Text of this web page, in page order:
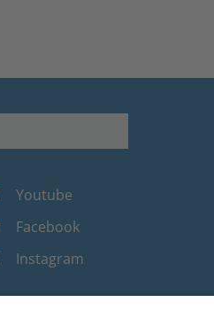
Youtube
Facebook
Instagram